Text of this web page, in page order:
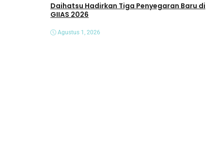
Daihatsu Hadirkan Tiga Penyegaran Baru di
GIIAS 2026
Agustus 1, 2026